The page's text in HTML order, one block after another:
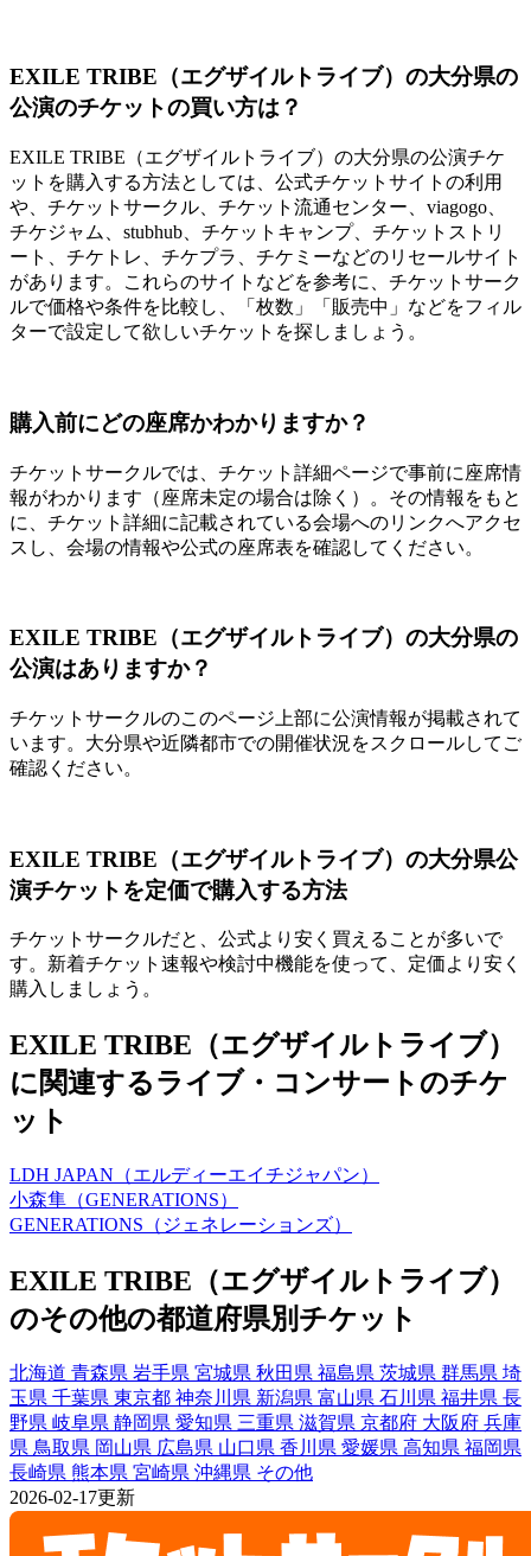
EXILE TRIBE（エグザイルトライブ）の大分県の
公演のチケットの買い方は？
EXILE TRIBE（エグザイルトライブ）の大分県の公演チケ
ットを購入する方法としては、公式チケットサイトの利用
や、チケットサークル、チケット流通センター、viagogo、
チケジャム、stubhub、チケットキャンプ、チケットストリ
ート、チケトレ、チケプラ、チケミーなどのリセールサイト
があります。これらのサイトなどを参考に、チケットサーク
ルで価格や条件を比較し、「枚数」「販売中」などをフィル
ターで設定して欲しいチケットを探しましょう。
購入前にどの座席かわかりますか？
チケットサークルでは、チケット詳細ページで事前に座席情
報がわかります（座席未定の場合は除く）。その情報をもと
に、チケット詳細に記載されている会場へのリンクへアクセ
スし、会場の情報や公式の座席表を確認してください。
EXILE TRIBE（エグザイルトライブ）の大分県の
公演はありますか？
チケットサークルのこのページ上部に公演情報が掲載されて
います。大分県や近隣都市での開催状況をスクロールしてご
確認ください。
EXILE TRIBE（エグザイルトライブ）の大分県公
演チケットを定価で購入する方法
チケットサークルだと、公式より安く買えることが多いで
す。新着チケット速報や検討中機能を使って、定価より安く
購入しましょう。
EXILE TRIBE（エグザイルトライブ）
に関連するライブ・コンサートのチケ
ット
LDH JAPAN（エルディーエイチジャパン）
小森隼（GENERATIONS）
GENERATIONS（ジェネレーションズ）
EXILE TRIBE（エグザイルトライブ）
のその他の都道府県別チケット
北海道 青森県 岩手県 宮城県 秋田県 福島県 茨城県 群馬県 埼
玉県 千葉県 東京都 神奈川県 新潟県 富山県 石川県 福井県 長
野県 岐阜県 静岡県 愛知県 三重県 滋賀県 京都府 大阪府 兵庫
県 鳥取県 岡山県 広島県 山口県 香川県 愛媛県 高知県 福岡県
長崎県 熊本県 宮崎県 沖縄県 その他
2026-02-17更新